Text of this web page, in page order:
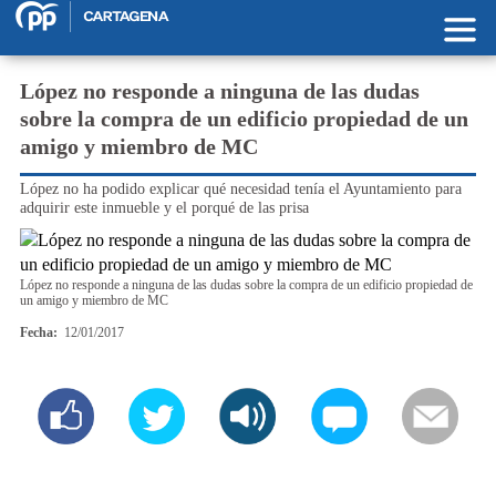
Pasar al contenido principal
López no responde a ninguna de las dudas
sobre la compra de un edificio propiedad de un
amigo y miembro de MC
López no ha podido explicar qué necesidad tenía el Ayuntamiento para
adquirir este inmueble y el porqué de las prisa
López no responde a ninguna de las dudas sobre la compra de un edificio propiedad de
un amigo y miembro de MC
Fecha: 12/01/2017